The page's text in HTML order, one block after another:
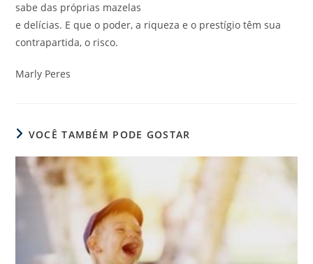
sabe das próprias mazelas
e delícias. E que o poder, a riqueza e o prestígio têm sua
contrapartida, o risco.
Marly Peres
VOCÊ TAMBÉM PODE GOSTAR